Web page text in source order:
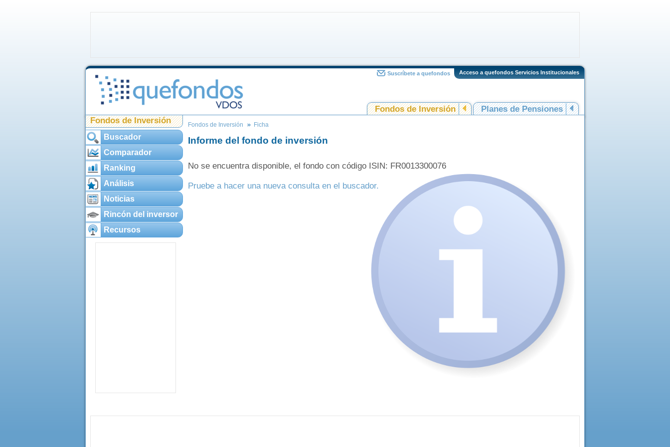
Acceso a quefondos Servicios Institucionales
Suscríbete a quefondos
Fondos de Inversión
Planes de Pensiones
Fondos de Inversión
Buscador
Comparador
Ranking
Análisis
Noticias
Rincón del inversor
Recursos
Fondos de Inversión Ficha
Informe del fondo de inversión
No se encuentra disponible, el fondo con código ISIN: FR0013300076
Pruebe a hacer una nueva consulta en el buscador.